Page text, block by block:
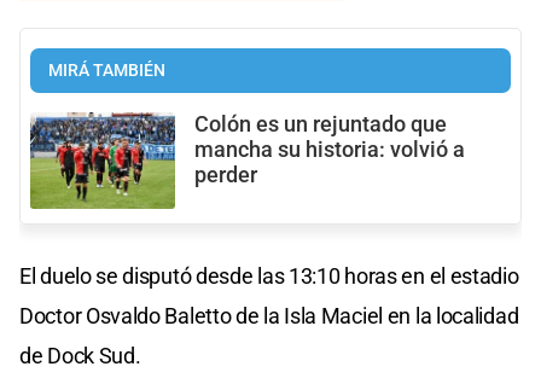
MIRÁ TAMBIÉN
Colón es un rejuntado que
mancha su historia: volvió a
perder
El duelo se disputó desde las 13:10 horas en el estadio
Doctor Osvaldo Baletto de la Isla Maciel en la localidad
de Dock Sud.